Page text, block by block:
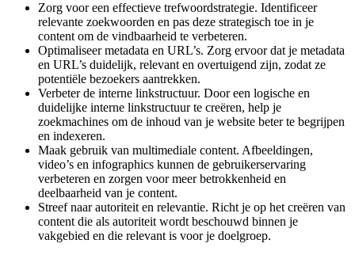
Zorg voor een effectieve trefwoordstrategie. Identificeer
relevante zoekwoorden en pas deze strategisch toe in je
content om de vindbaarheid te verbeteren.
Optimaliseer metadata en URL’s. Zorg ervoor dat je metadata
en URL’s duidelijk, relevant en overtuigend zijn, zodat ze
potentiële bezoekers aantrekken.
Verbeter de interne linkstructuur. Door een logische en
duidelijke interne linkstructuur te creëren, help je
zoekmachines om de inhoud van je website beter te begrijpen
en indexeren.
Maak gebruik van multimediale content. Afbeeldingen,
video’s en infographics kunnen de gebruikerservaring
verbeteren en zorgen voor meer betrokkenheid en
deelbaarheid van je content.
Streef naar autoriteit en relevantie. Richt je op het creëren van
content die als autoriteit wordt beschouwd binnen je
vakgebied en die relevant is voor je doelgroep.